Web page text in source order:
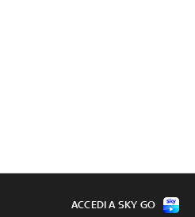
ACCEDI A SKY GO